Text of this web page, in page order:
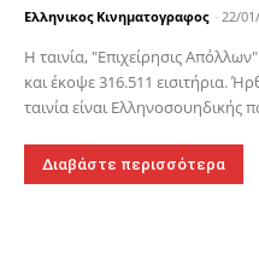
Ελληνικος Κινηματογραφος - 22/
Η ταινία, "Επιχείρησις
και έκοψε 316.511 εισιτήρια.
ταινία είναι Ελληνοσουηδικής
Διαβάστε περισσότερα